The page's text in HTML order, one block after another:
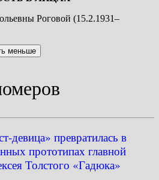
Роговой (15.2.1931–
меньше
девица» превратилась в
прототипах главной
Толстого «Гадюка»